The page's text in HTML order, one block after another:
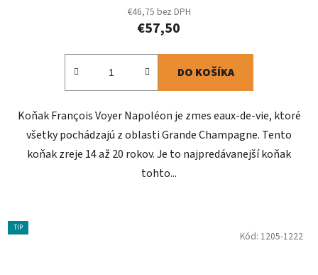
€46,75 bez DPH
€57,50
DO KOŠÍKA
Koňak François Voyer Napoléon je zmes eaux-de-vie, ktoré
všetky pochádzajú z oblasti Grande Champagne. Tento
koňak zreje 14 až 20 rokov. Je to najpredávanejší koňak
tohto...
TIP
Kód: 1205-1222